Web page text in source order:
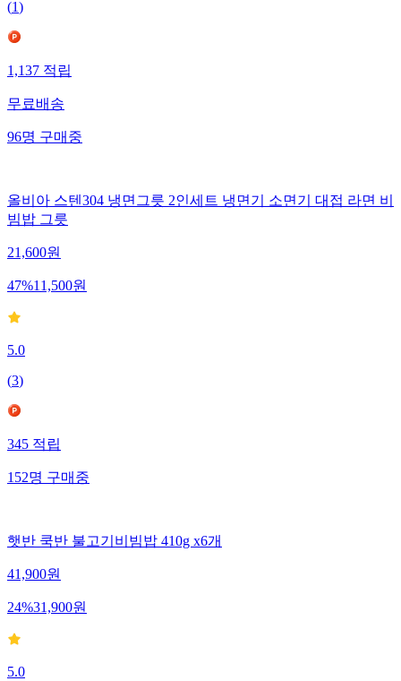
(1)
1,137 적립
무료배송
96명 구매중
올비아 스텐304 냉면그릇 2인세트 냉면기 소면기 대접 라면 비
빔밥 그릇
21,600원
47%11,500원
5.0
(3)
345 적립
152명 구매중
햇반 쿡반 불고기비빔밥 410g x6개
41,900원
24%31,900원
5.0